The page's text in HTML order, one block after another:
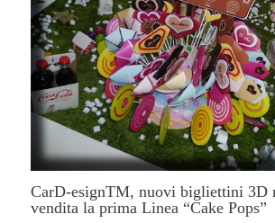
CarD-esignTM, nuovi bigliettini 3D
vendita la prima Linea “Cake Pops”